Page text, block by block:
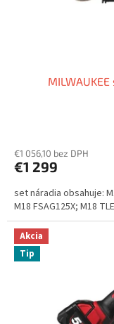
€1 056,10 bez DPH
€1 299
set náradia obsahuje:
M18 FSAG125X; M18
Akcia
Tip